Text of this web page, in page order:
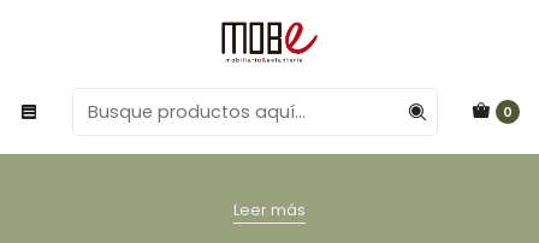
0
Leer más